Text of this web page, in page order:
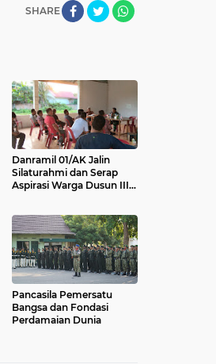
SHARE
Danramil 01/AK Jalin
Silaturahmi dan Serap
Aspirasi Warga Dusun III
Pancasila Pemersatu
Bangsa dan Fondasi
Perdamaian Dunia